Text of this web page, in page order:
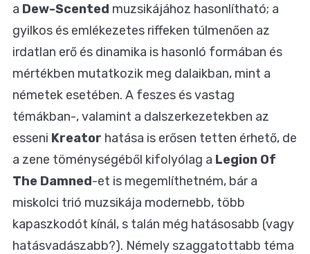
a Dew-Scented muzsikájához hasonlítható; a
gyilkos és emlékezetes riffeken túlmenően az
irdatlan erő és dinamika is hasonló formában és
mértékben mutatkozik meg dalaikban, mint a
németek esetében. A feszes és vastag
témákban-, valamint a dalszerkezetekben az
esseni Kreator hatása is erősen tetten érhető, de
a zene töménységéből kifolyólag a Legion Of
The Damned-et is megemlíthetném, bár a
miskolci trió muzsikája modernebb, több
kapaszkodót kínál, s talán még hatásosabb (vagy
hatásvadászabb?). Némely szaggatottabb téma